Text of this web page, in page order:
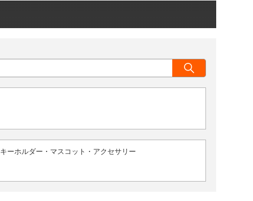
キーホルダー・マスコット・アクセサリー